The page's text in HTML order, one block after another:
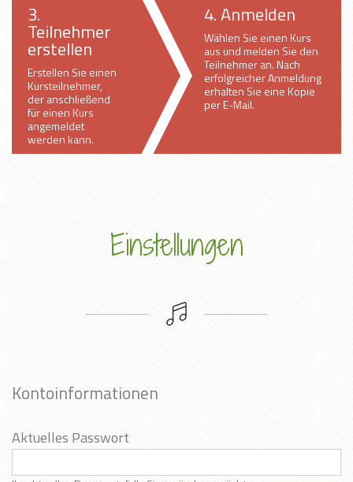
3.
Teilnehmer
erstellen
Erstellen Sie einen
Kursteilnehmer,
der anschließend
für einen Kurs
angemeldet
werden kann.
4. Anmelden
Wählen Sie einen Kurs
aus und melden Sie den
Teilnehmer an. Nach
erfolgreicher Anmeldung
erhalten Sie eine Kopie
per E-Mail.
Einstellungen
Kontoinformationen
Aktuelles Passwort